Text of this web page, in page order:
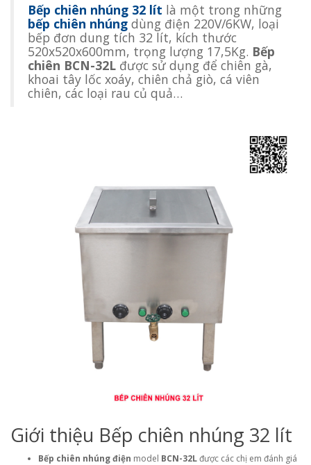
Bếp chiên nhúng 32 lít là một trong những
bếp chiên nhúng dùng điện 220V/6KW, loại
bếp đơn dung tích 32 lít, kích thước
520x520x600mm, trọng lượng 17,5Kg. Bếp
chiên BCN-32L được sử dụng để chiên gà,
khoai tây lốc xoáy, chiên chả giò, cá viên
chiên​, các loại rau củ quả…
Giới thiệu Bếp chiên nhúng 32 lít
Bếp chiên nhúng điện model BCN-32Lđược các chị em đánh giá